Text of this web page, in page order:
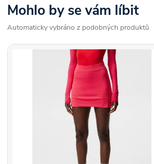
Mohlo by se vám líbit
Automaticky vybráno z podobných produktů